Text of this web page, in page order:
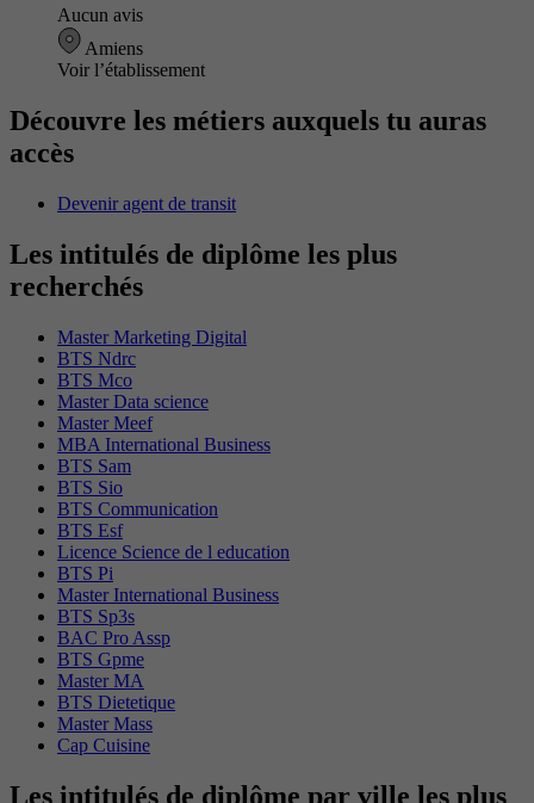
Aucun avis
Amiens
Voir l’établissement
Découvre les métiers auxquels tu auras
accès
Devenir agent de transit
Les intitulés de diplôme les plus
recherchés
Master Marketing Digital
BTS Ndrc
BTS Mco
Master Data science
Master Meef
MBA International Business
BTS Sam
BTS Sio
BTS Communication
BTS Esf
Licence Science de l education
BTS Pi
Master International Business
BTS Sp3s
BAC Pro Assp
BTS Gpme
Master MA
BTS Dietetique
Master Mass
Cap Cuisine
Les intitulés de diplôme par ville les plus